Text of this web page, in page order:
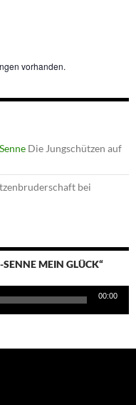
vorhanden.
Die Jungschützen auf
bei
MEIN GLÜCK“
00:00